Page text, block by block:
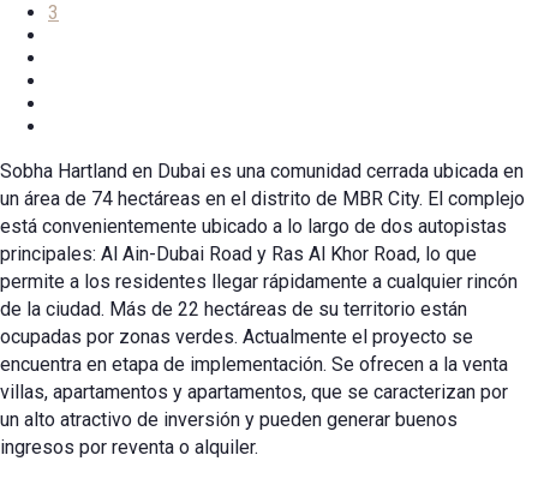
3
Sobha Hartland en Dubai es una comunidad cerrada ubicada en
un área de 74 hectáreas en el distrito de MBR City. El complejo
está convenientemente ubicado a lo largo de dos autopistas
principales: Al Ain-Dubai Road y Ras Al Khor Road, lo que
permite a los residentes llegar rápidamente a cualquier rincón
de la ciudad. Más de 22 hectáreas de su territorio están
ocupadas por zonas verdes. Actualmente el proyecto se
encuentra en etapa de implementación. Se ofrecen a la venta
villas, apartamentos y apartamentos, que se caracterizan por
un alto atractivo de inversión y pueden generar buenos
ingresos por reventa o alquiler.